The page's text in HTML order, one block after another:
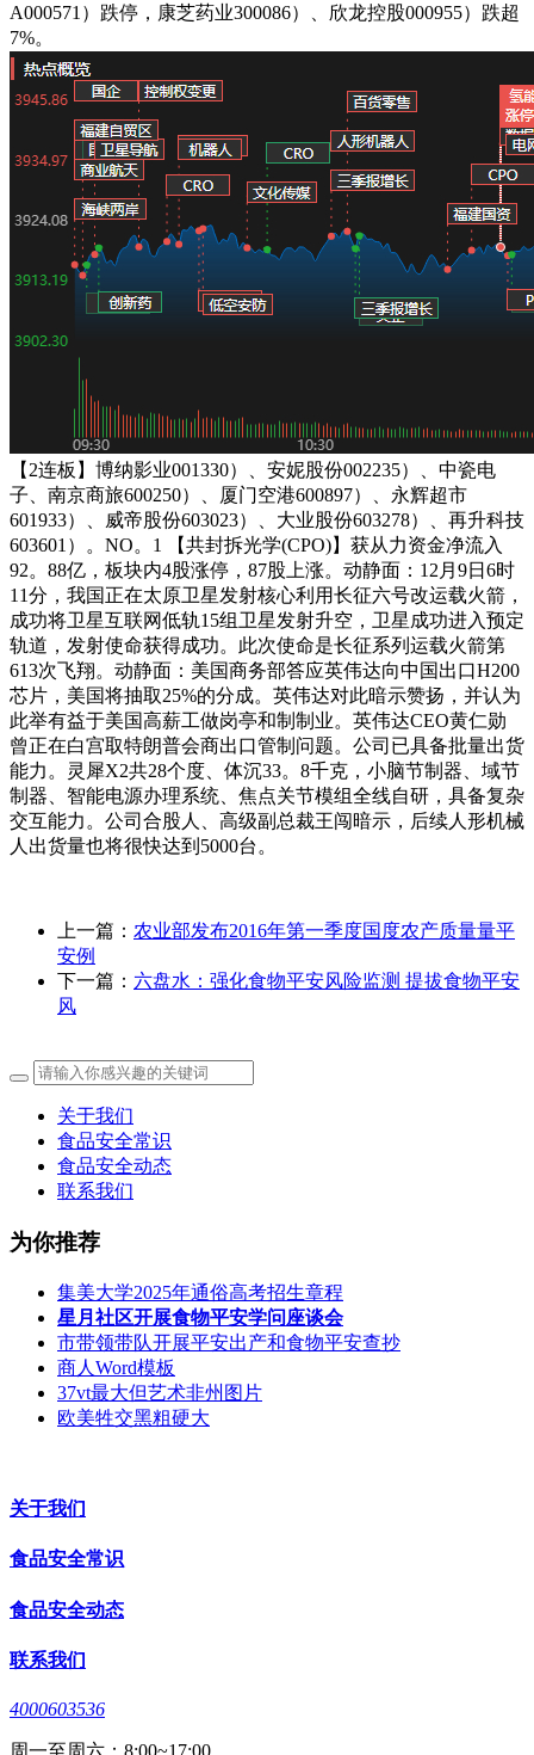
A000571）跌停，康芝药业300086）、欣龙控股000955）跌超
7%。
【2连板】博纳影业001330）、安妮股份002235）、中瓷电
子、南京商旅600250）、厦门空港600897）、永辉超市
601933）、威帝股份603023）、大业股份603278）、再升科技
603601）。NO。1 【共封拆光学(CPO)】获从力资金净流入
92。88亿，板块内4股涨停，87股上涨。动静面：12月9日6时
11分，我国正在太原卫星发射核心利用长征六号改运载火箭，
成功将卫星互联网低轨15组卫星发射升空，卫星成功进入预定
轨道，发射使命获得成功。此次使命是长征系列运载火箭第
613次飞翔。动静面：美国商务部答应英伟达向中国出口H200
芯片，美国将抽取25%的分成。英伟达对此暗示赞扬，并认为
此举有益于美国高薪工做岗亭和制制业。英伟达CEO黄仁勋
曾正在白宫取特朗普会商出口管制问题。公司已具备批量出货
能力。灵犀X2共28个度、体沉33。8千克，小脑节制器、域节
制器、智能电源办理系统、焦点关节模组全线自研，具备复杂
交互能力。公司合股人、高级副总裁王闯暗示，后续人形机械
人出货量也将很快达到5000台。
上一篇： 农业部发布2016年第一季度国度农产质量量平
安例
下一篇： 六盘水：强化食物平安风险监测 提拔食物平安
风
关于我们
食品安全常识
食品安全动态
联系我们
为你推荐
集美大学2025年通俗高考招生章程
星月社区开展食物平安学问座谈会
市带领带队开展平安出产和食物平安查抄
商人Word模板
37vt最大但艺术非州图片
欧美牲交黑粗硬大
关于我们
食品安全常识
食品安全动态
联系我们
4000603536